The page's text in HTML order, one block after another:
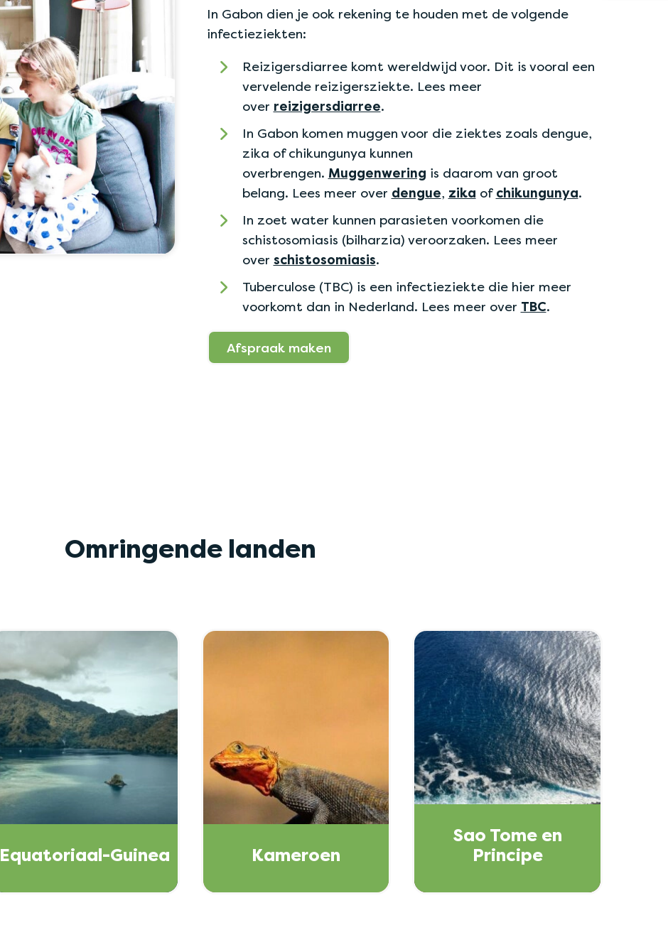
In Gabon dien je ook rekening te houden met de volgende
infectieziekten:
Reizigersdiarree komt wereldwijd voor. Dit is vooral een
vervelende reizigersziekte. Lees meer
over reizigersdiarree.
In Gabon komen muggen voor die ziektes zoals dengue,
zika of chikungunya kunnen
overbrengen. Muggenwering is daarom van groot
belang. Lees meer over dengue, zika of chikungunya.
In zoet water kunnen parasieten voorkomen die
schistosomiasis (bilharzia) veroorzaken. Lees meer
over schistosomiasis.
Tuberculose (TBC) is een infectieziekte die hier meer
voorkomt dan in Nederland. Lees meer over TBC.
Afspraak maken
Omringende landen
Equatoriaal-Guinea Kameroen
Sao Tome en
Principe